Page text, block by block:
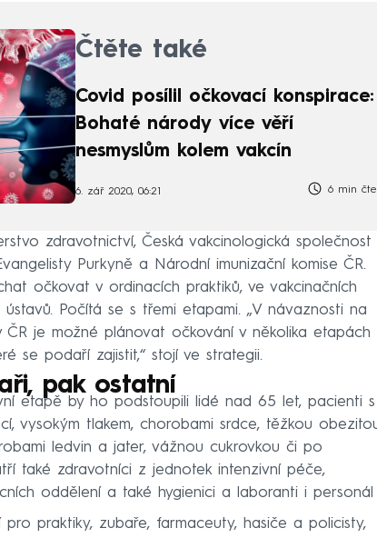
Čtěte také
Covid posílil očkovací konspirace:
Bohaté národy více věří
nesmyslům kolem vakcín
6. zář 2020, 06:21 6 min
zdravotnictví, Česká vakcinologická společnost
Purkyně a Národní imunizační komise ČR.
očkovat v ordinacích praktiků, ve vakcinačních
Počítá se s třemi etapami. „V návaznosti na
ČR je možné plánovat očkování v několika etapách
se podaří zajistit,“ stojí ve strategii.
pak ostatní
etapě by ho podstoupili lidé nad 65 let, pacienti s
vysokým tlakem, chorobami srdce, těžkou
ledvin a jater, vážnou cukrovkou či po
také zdravotníci z jednotek intenzivní péče,
oddělení a také hygienici a laboranti i personál
praktiky, zubaře, farmaceuty, hasiče a policisty,